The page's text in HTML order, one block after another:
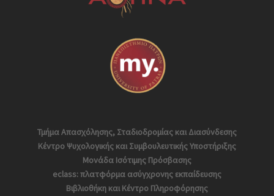
Τμήμα Απασχόλησης, Σταδιοδρομίας και Διασύνδεσης
Κέντρο Ψυχολογικής και Συμβουλευτικής Υποστήριξης
Μονάδα Ισότιμης Πρόσβασης
eclass: πλατφόρμα ασύγχρονης εκπαίδευσης
Βιβλιοθήκη και Κέντρο Πληροφόρησης